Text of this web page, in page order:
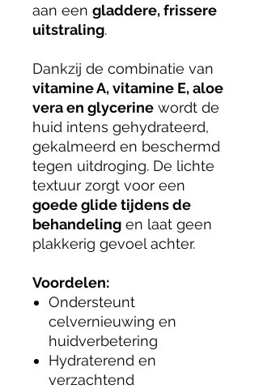
aan een gladdere, frissere
uitstraling.
Dankzij de combinatie van
vitamine A, vitamine E, aloe
vera en glycerine wordt de
huid intens gehydrateerd,
gekalmeerd en beschermd
tegen uitdroging. De lichte
textuur zorgt voor een
goede glide tijdens de
behandeling en laat geen
plakkerig gevoel achter.
Voordelen:
Ondersteunt
celvernieuwing en
huidverbetering
Hydraterend en
verzachtend